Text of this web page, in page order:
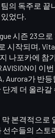
의 독주로 끝
었다.
시즌 23으로
시작되며,
나포카에 참
이 이
Aurora가 반
단계 더 올라
본격적으로
선수들의 스토